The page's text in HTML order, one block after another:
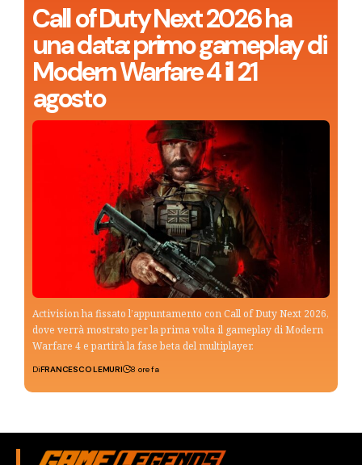
Call of Duty Next 2026 ha
una data: primo gameplay di
Modern Warfare 4 il 21
agosto
Activision ha fissato l’appuntamento con Call of Duty Next 2026,
dove verrà mostrato per la prima volta il gameplay di Modern
Warfare 4 e partirà la fase beta del multiplayer.
DiFRANCESCO LEMURI 8 ore fa